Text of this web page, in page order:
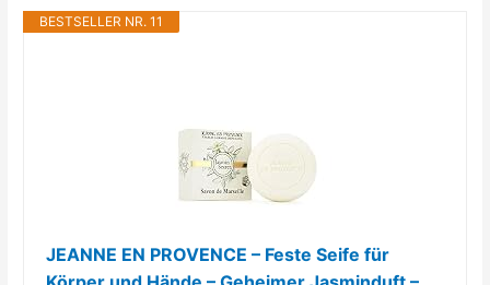
BESTSELLER NR. 11
JEANNE EN PROVENCE – Feste Seife für